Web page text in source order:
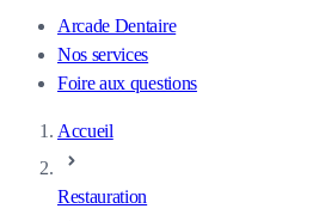
Arcade Dentaire
Nos services
Foire aux questions
Accueil
Restauration